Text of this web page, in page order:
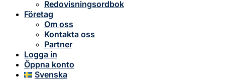
Redovisningsordbok
Företag
Om oss
Kontakta oss
Partner
Logga in
Öppna konto
Svenska